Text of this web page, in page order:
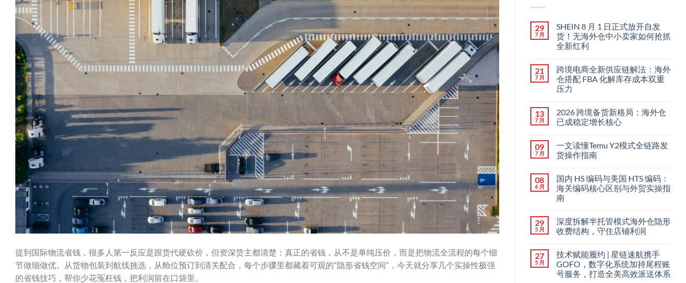
提到国际物流省钱，很多人第一反应是跟货代硬砍价，但资深货主都清楚：真正的省钱，从不是单纯压价，而是把物流全流程的每个细
节做细做优。从货物包装到航线挑选，从舱位预订到清关配合，每个步骤里都藏着可观的“隐形省钱空间”，今天就分享几个实操性极强
的省钱技巧，帮你少花冤枉钱，把利润留在口袋里。
29
7 月
SHEIN 8 月 1 日正式放开自发
货！无海外仓中小卖家如何抢抓
全新红利
21
7 月
跨境电商全新供应链解法：海外
仓搭配 FBA 化解库存成本双重
压力
13
7 月
2026 跨境备货新格局：海外仓
已成稳定增长核心
09
7 月
一文读懂Temu Y2模式全链路发
货操作指南
08
6 月
国内 HS 编码与美国 HTS 编码：
海关编码核心区别与外贸实操指
南
29
5 月
深度拆解半托管模式海外仓隐形
收费结构，守住店铺利润
27
5 月
技术赋能履约 | 星链速航携手
GOFO，数字化系统加持尾程账
号服务，打造全美高效派送体系